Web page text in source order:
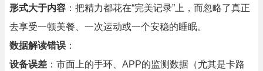
形式大于内容 ：把精力都花在“完美记录”上，而忽略了真正
去享受一顿美餐、一次运动或一个安稳的睡眠。
数据解读错误 ：
设备误差 ：市面上的手环、APP的监测数据（尤其是卡路